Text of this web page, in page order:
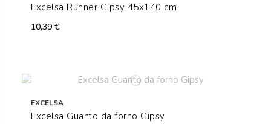
Excelsa Runner Gipsy 45x140 cm
10,39 €
EXCELSA
Excelsa Guanto da forno Gipsy